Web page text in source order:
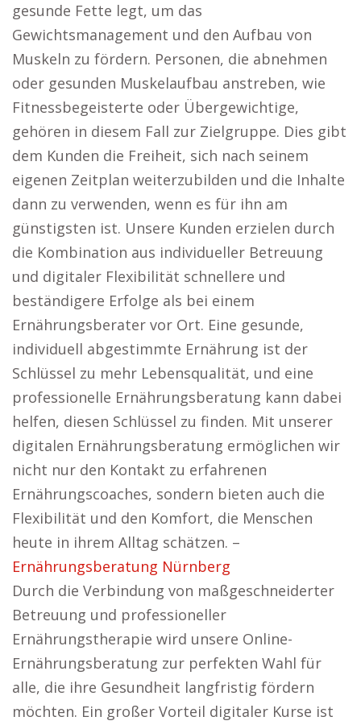
gesunde Fette legt, um das
Gewichtsmanagement und den Aufbau von
Muskeln zu fördern. Personen, die abnehmen
oder gesunden Muskelaufbau anstreben, wie
Fitnessbegeisterte oder Übergewichtige,
gehören in diesem Fall zur Zielgruppe. Dies gibt
dem Kunden die Freiheit, sich nach seinem
eigenen Zeitplan weiterzubilden und die Inhalte
dann zu verwenden, wenn es für ihn am
günstigsten ist. Unsere Kunden erzielen durch
die Kombination aus individueller Betreuung
und digitaler Flexibilität schnellere und
beständigere Erfolge als bei einem
Ernährungsberater vor Ort. Eine gesunde,
individuell abgestimmte Ernährung ist der
Schlüssel zu mehr Lebensqualität, und eine
professionelle Ernährungsberatung kann dabei
helfen, diesen Schlüssel zu finden. Mit unserer
digitalen Ernährungsberatung ermöglichen wir
nicht nur den Kontakt zu erfahrenen
Ernährungscoaches, sondern bieten auch die
Flexibilität und den Komfort, die Menschen
heute in ihrem Alltag schätzen. –
Ernährungsberatung Nürnberg
Durch die Verbindung von maßgeschneiderter
Betreuung und professioneller
Ernährungstherapie wird unsere Online-
Ernährungsberatung zur perfekten Wahl für
alle, die ihre Gesundheit langfristig fördern
möchten. Ein großer Vorteil digitaler Kurse ist